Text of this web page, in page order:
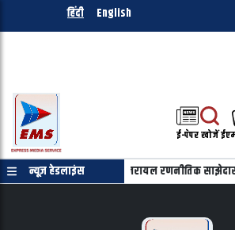
हिंदी English
ई-पेपरखोजें
न्यूज़ हेडलाइंस
की फोन पर बातचीत, भारत-इजरायल रणनीतिक साझेदारी